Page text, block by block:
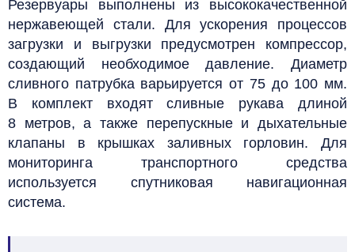
Резервуары выполнены из высококачественной
нержавеющей стали. Для ускорения процессов
загрузки и выгрузки предусмотрен компрессор,
создающий необходимое давление. Диаметр
сливного патрубка варьируется от 75 до 100 мм.
В комплект входят сливные рукава длиной
8 метров, а также перепускные и дыхательные
клапаны в крышках заливных горловин. Для
мониторинга транспортного средства
используется спутниковая навигационная
система.